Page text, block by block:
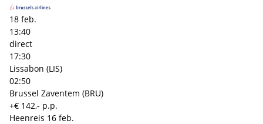
18 feb.
13:40
direct
17:30
Lissabon (LIS)
02:50
Brussel Zaventem (BRU)
+€ 142,- p.p.
Heenreis 16 feb.